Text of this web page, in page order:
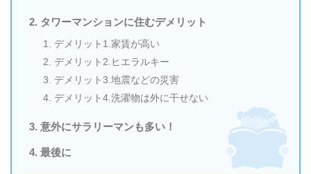
タワーマンションに住むデメリット
デメリット1.家賃が高い
デメリット2.ヒエラルキー
デメリット3.地震などの災害
デメリット4.洗濯物は外に干せない
意外にサラリーマンも多い！
最後に